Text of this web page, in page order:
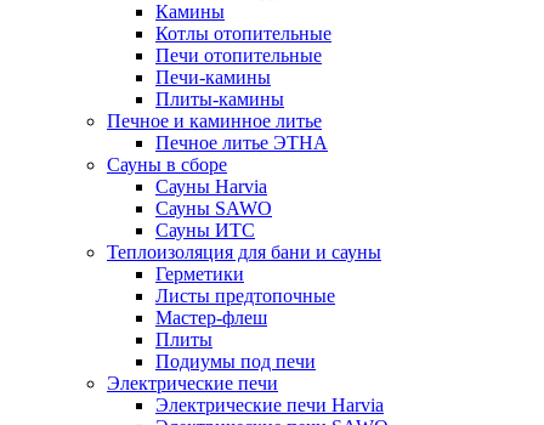
Камины
Котлы отопительные
Печи отопительные
Печи-камины
Плиты-камины
Печное и каминное литье
Печное литье ЭТНА
Сауны в сборе
Cауны Harvia
Сауны SAWO
Сауны ИТС
Теплоизоляция для бани и сауны
Герметики
Листы предтопочные
Мастер-флеш
Плиты
Подиумы под печи
Электрические печи
Электрические печи Harvia